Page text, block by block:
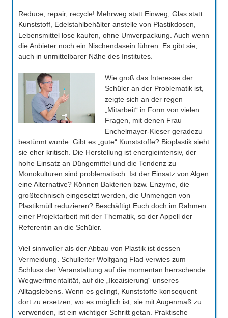
Reduce, repair, recycle! Mehrweg statt Einweg, Glas statt
Kunststoff, Edelstahlbehälter anstelle von Plastikdosen,
Lebensmittel lose kaufen, ohne Umverpackung. Auch wenn
die Anbieter noch ein Nischendasein führen: Es gibt sie,
auch in unmittelbarer Nähe des Institutes.
Wie groß das Interesse der
Schüler an der Problematik ist,
zeigte sich an der regen
„Mitarbeit“ in Form von vielen
Fragen, mit denen Frau
Enchelmayer-Kieser geradezu
bestürmt wurde. Gibt es „gute“ Kunststoffe? Bioplastik sieht
sie eher kritisch. Die Herstellung ist energieintensiv, der
hohe Einsatz an Düngemittel und die Tendenz zu
Monokulturen sind problematisch. Ist der Einsatz von Algen
eine Alternative? Können Bakterien bzw. Enzyme, die
großtechnisch eingesetzt werden, die Unmengen von
Plastikmüll reduzieren? Beschäftigt Euch doch im Rahmen
einer Projektarbeit mit der Thematik, so der Appell der
Referentin an die Schüler.
Viel sinnvoller als der Abbau von Plastik ist dessen
Vermeidung. Schulleiter Wolfgang Flad verwies zum
Schluss der Veranstaltung auf die momentan herrschende
Wegwerfmentalität, auf die „Ikeaisierung“ unseres
Alltagslebens. Wenn es gelingt, Kunststoffe konsequent
dort zu ersetzen, wo es möglich ist, sie mit Augenmaß zu
verwenden, ist ein wichtiger Schritt getan. Praktische